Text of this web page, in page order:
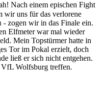
Nach einem epischen Fight
wir uns für das verlorene
- zogen wir in das Finale ein.
Elfmeter war mal wieder
Mein Topstürmer hatte in
Tor im Pokal erzielt, doch
ließ er sich nicht entgehen.
Wolfsburg treffen.